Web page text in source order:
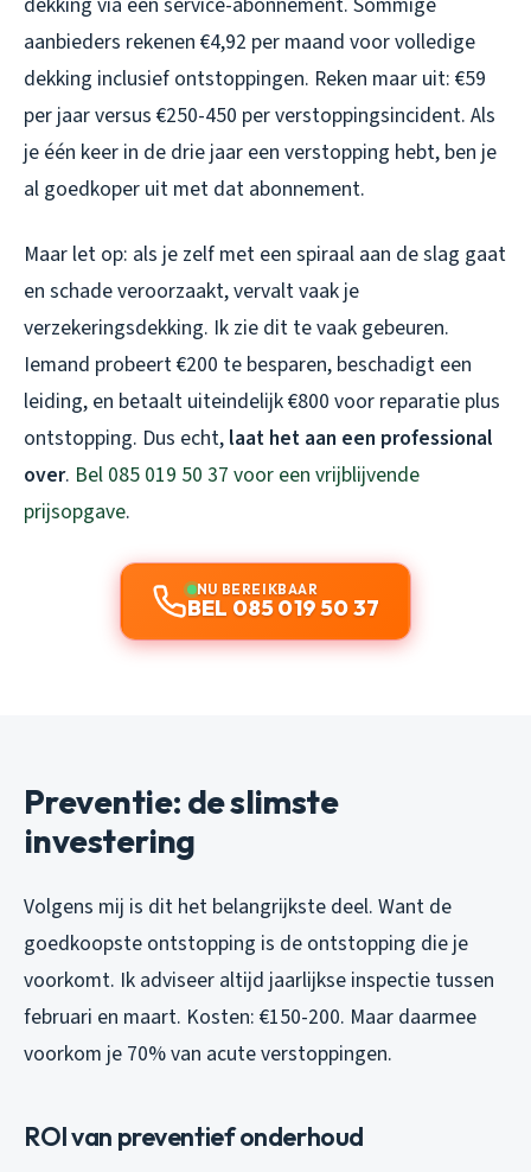
aanbieders rekenen €4,92 per maand voor volledige
dekking inclusief ontstoppingen. Reken maar uit: €59
per jaar versus €250-450 per verstoppingsincident. Als
je één keer in de drie jaar een verstopping hebt, ben je
al goedkoper uit met dat abonnement.
Maar let op: als je zelf met een spiraal aan de slag gaat
en schade veroorzaakt, vervalt vaak je
verzekeringsdekking. Ik zie dit te vaak gebeuren.
Iemand probeert €200 te besparen, beschadigt een
leiding, en betaalt uiteindelijk €800 voor reparatie plus
ontstopping. Dus echt, laat het aan een professional
over. Bel 085 019 50 37 voor een vrijblijvende
prijsopgave.
NU BEREIKBAAR
BEL 085 019 50 37
Preventie: de slimste
investering
Volgens mij is dit het belangrijkste deel. Want de
goedkoopste ontstopping is de ontstopping die je
voorkomt. Ik adviseer altijd jaarlijkse inspectie tussen
februari en maart. Kosten: €150-200. Maar daarmee
voorkom je 70% van acute verstoppingen.
ROI van preventief onderhoud